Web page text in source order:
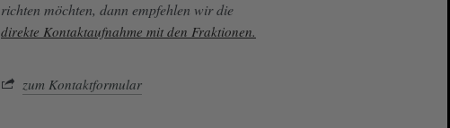
richten möchten, dann empfehlen wir die
direkte Kontaktaufnahme mit den Fraktionen.
zum Kontaktformular